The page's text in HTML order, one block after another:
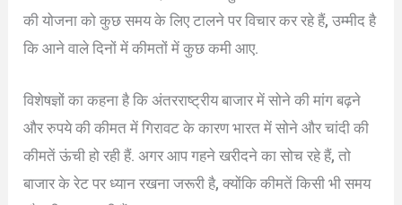
की योजना को कुछ समय के लिए टालने पर विचार कर रहे हैं, उम्मीद है
कि आने वाले दिनों में कीमतों में कुछ कमी आए.
विशेषज्ञों का कहना है कि अंतरराष्ट्रीय बाजार में सोने की मांग बढ़ने
और रुपये की कीमत में गिरावट के कारण भारत में सोने और चांदी की
कीमतें ऊंची हो रही हैं. अगर आप गहने खरीदने का सोच रहे हैं, तो
बाजार के रेट पर ध्यान रखना जरूरी है, क्योंकि कीमतें किसी भी समय